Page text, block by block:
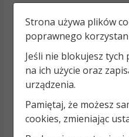
Strona używa plików
poprawnego
Jeśli nie blokujesz tych
na ich użycie oraz
urządzenia.
Pamiętaj, że możesz
cookies, zmieniając